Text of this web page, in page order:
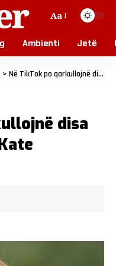
Aa
Ambienti Jetë
> Në TikTok po qarkullojnë disa teori për flokët e Kate Middleton
disa